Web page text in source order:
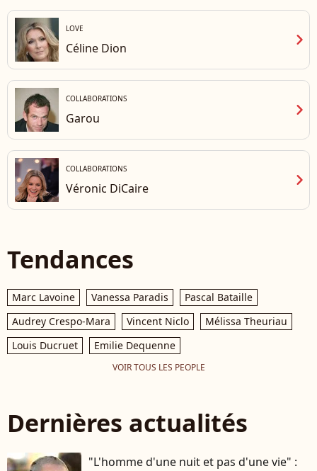
LOVE
Céline Dion chevron_right
COLLABORATIONS
Garou chevron_right
COLLABORATIONS
Véronic DiCaire chevron_right
Tendances
Marc Lavoine Vanessa Paradis
Pascal Bataille
Audrey Crespo-Mara
Vincent Niclo
Mélissa Theuriau
Louis Ducruet
Emilie Dequenne
VOIR TOUS LES PEOPLE
Dernières actualités
"L'homme d'une nuit et pas d'une vie" :